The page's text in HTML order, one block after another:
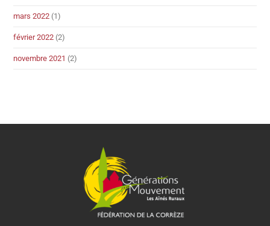
mars 2022 (1)
février 2022 (2)
novembre 2021 (2)